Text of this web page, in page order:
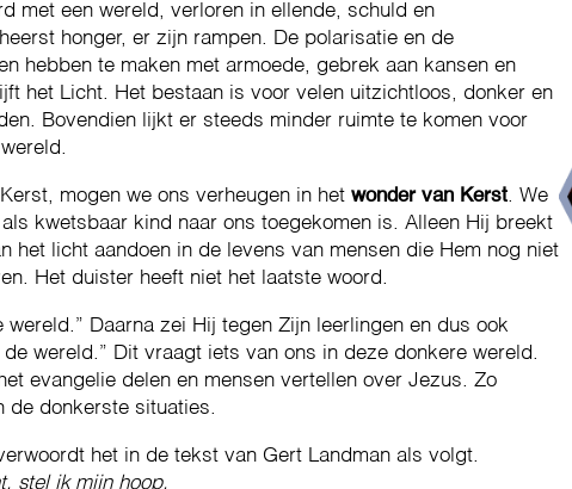
met een wereld, verloren in ellende, schuld en
honger, er zijn rampen. De polarisatie en de
hebben te maken met armoede, gebrek aan kansen en
het Licht. Het bestaan is voor velen uitzichtloos, donker en
Bovendien lijkt er steeds minder ruimte te komen voor
mogen we ons verheugen in het wonder van Kerst. We
kwetsbaar kind naar ons toegekomen is. Alleen Hij breekt
het licht aandoen in de levens van mensen die Hem nog niet
Het duister heeft niet het laatste woord.
Daarna zei Hij tegen Zijn leerlingen en dus ook
wereld.” Dit vraagt iets van ons in deze donkere wereld.
evangelie delen en mensen vertellen over Jezus. Zo
de donkerste situaties.
het in de tekst van Gert Landman als volgt.
stel ik mijn hoop.